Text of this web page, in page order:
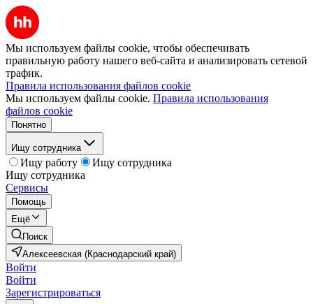
Мы используем файлы cookie, чтобы обеспечивать
правильную работу нашего веб-сайта и анализировать сетевой
трафик.
Правила использования файлов cookie
Мы используем файлы cookie. Правила использования
файлов cookie
Понятно
Ищу сотрудника
Ищу работу
Ищу сотрудника
Ищу сотрудника
Сервисы
Помощь
Ещё
Поиск
Алексеевская (Краснодарский край)
Войти
Войти
Зарегистрироваться